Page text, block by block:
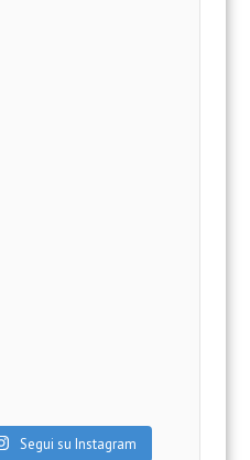
Segui su Instagram